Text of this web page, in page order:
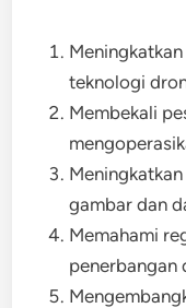
teknologi
Membekali
gambar dan
Memahami
penerbangan